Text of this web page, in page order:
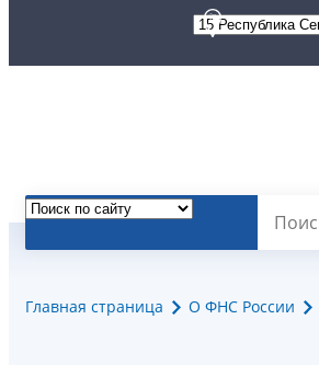
Главная страница О ФНС России